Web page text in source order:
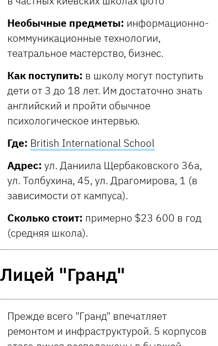
Необычные предметы: информационно-
коммуникационные технологии,
театральное мастерство, бизнес.
Как поступить: в школу могут поступить
дети от 3 до 18 лет. Им достаточно знать
английский и пройти обычное
психологическое интервью.
Где: British International School
Адрес: ул. Даниила Щербаковского 36а,
ул. Толбухина, 45, ул. Драгомирова, 1 (в
зависимости от кампуса).
Сколько стоит: примерно $23 600 в год
(средняя школа).
Лицей "Гранд"
Прежде всего "Гранд" впечатляет
ремонтом и инфраструктурой. 5 корпусов